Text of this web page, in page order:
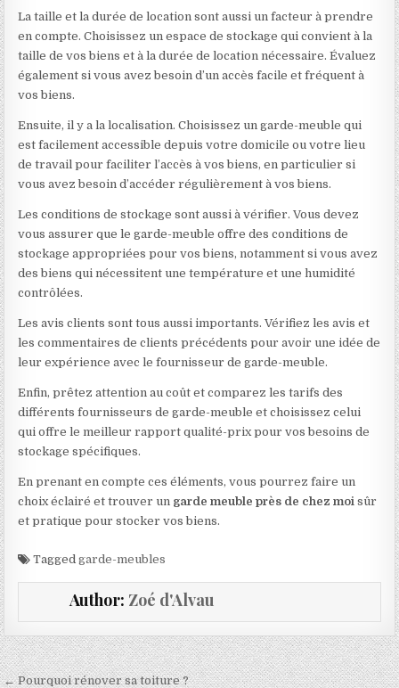
La taille et la durée de location sont aussi un facteur à prendre
en compte. Choisissez un espace de stockage qui convient à la
taille de vos biens et à la durée de location nécessaire. Évaluez
également si vous avez besoin d’un accès facile et fréquent à
vos biens.
Ensuite, il y a la localisation. Choisissez un garde-meuble qui
est facilement accessible depuis votre domicile ou votre lieu
de travail pour faciliter l’accès à vos biens, en particulier si
vous avez besoin d’accéder régulièrement à vos biens.
Les conditions de stockage sont aussi à vérifier. Vous devez
vous assurer que le garde-meuble offre des conditions de
stockage appropriées pour vos biens, notamment si vous avez
des biens qui nécessitent une température et une humidité
contrôlées.
Les avis clients sont tous aussi importants. Vérifiez les avis et
les commentaires de clients précédents pour avoir une idée de
leur expérience avec le fournisseur de garde-meuble.
Enfin, prêtez attention au coût et comparez les tarifs des
différents fournisseurs de garde-meuble et choisissez celui
qui offre le meilleur rapport qualité-prix pour vos besoins de
stockage spécifiques.
En prenant en compte ces éléments, vous pourrez faire un
choix éclairé et trouver un garde meuble près de chez moi sûr
et pratique pour stocker vos biens.
Taggedgarde-meubles
Author: Zoé d'Alvau
← Pourquoi rénover sa toiture ?